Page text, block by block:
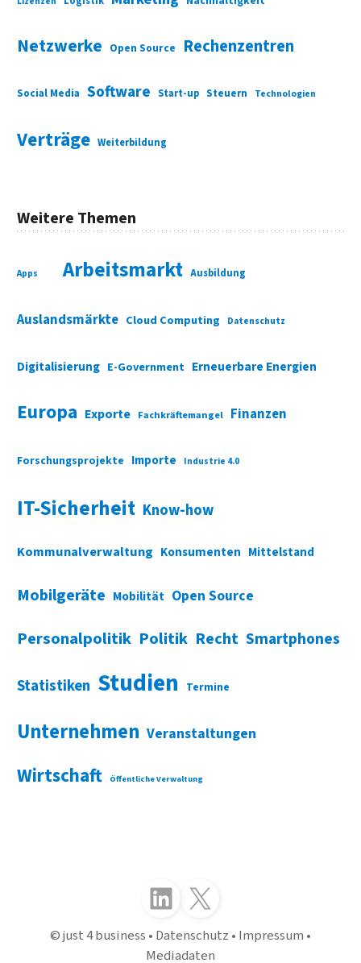
Netzwerke Open Source Rechenzentren
Social Media Software Start-up Steuern Technologien
Verträge Weiterbildung
Weitere Themen
Apps Arbeitsmarkt Ausbildung
Auslandsmärkte Cloud Computing Datenschutz
Digitalisierung E-Government Erneuerbare Energien
Europa Exporte Fachkräftemangel Finanzen
Forschungsprojekte Importe Industrie 4.0
IT-Sicherheit Know-how
Kommunalverwaltung Konsumenten Mittelstand
Mobilgeräte Mobilität Open Source
Personalpolitik Politik Recht Smartphones
Statistiken Studien Termine
Unternehmen Veranstaltungen
Wirtschaft Öffentliche Verwaltung
Folgen Sie uns auf LinkedInFolgen Sie uns auf X (Twitter)
just 4 business Datenschutz Impressum
Mediadaten